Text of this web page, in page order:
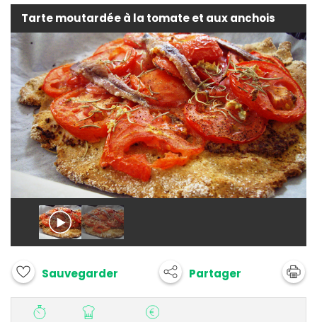
Tarte moutardée à la tomate et aux anchois
Sauvegarder Partager